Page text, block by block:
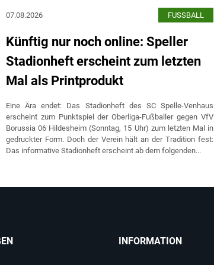
07.08.2026 FUSSBALL
Künftig nur noch online: Speller
Stadionheft erscheint zum letzten
Mal als Printprodukt
Eine Ära endet: Das Stadionheft des SC Spelle-Venhaus
erscheint zum Punktspiel der Oberliga-Fußballer gegen VfV
Borussia 06 Hildesheim (Sonntag, 15 Uhr) zum letzten Mal in
gedruckter Form. Doch der Verein hält an der Tradition fest:
Das informative Stadionheft erscheint ab dem folgenden...
INFORMATION